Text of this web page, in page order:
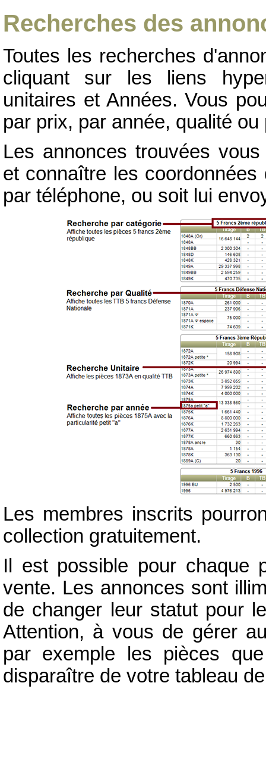
Recherches des
Toutes les recherches
cliquant sur les liens
unitaires et Années. Vous
par prix, par année, qualité ou
Les annonces trouvées
et connaître les
par téléphone, ou soit lui
Les membres inscrits
collection gratuitement.
Il est possible pour chaque
vente. Les annonces sont
de changer leur statut pour
Attention, à vous de gérer
par exemple les pièces
disparaître de votre tableau